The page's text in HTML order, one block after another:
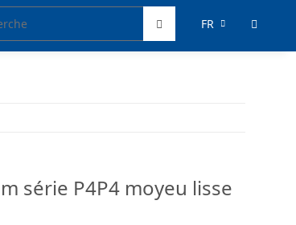
FR
série P4P4 moyeu lisse